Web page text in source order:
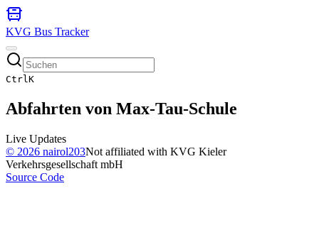
KVG Bus Tracker
CtrlK
Abfahrten von Max-Tau-Schule
Live Updates
© 2026 nairol203Not affiliated with KVG Kieler
Verkehrsgesellschaft mbH
Source Code